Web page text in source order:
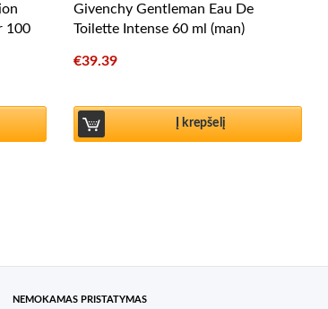
100
Givenchy Gentleman Eau De
Toilette Intense 60 ml (man)
€39.39
Į krepšelį
NEMOKAMAS PRISTATYMAS